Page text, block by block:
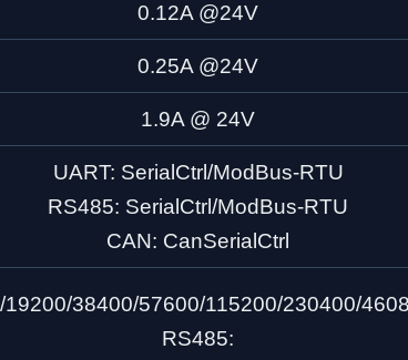
0.12A @24V
0.25A @24V
1.9A @ 24V
UART: SerialCtrl/ModBus-RTU
RS485: SerialCtrl/ModBus-RTU
CAN: CanSerialCtrl
19200/38400/57600/115200/230400/
RS485: